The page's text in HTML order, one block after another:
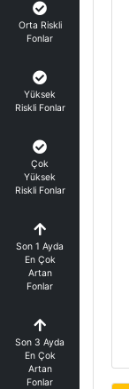
Orta Riskli
Fonlar
Yüksek
Riskli Fonlar
Çok
Yüksek
Riskli Fonlar
Son 1 Ayda
En Çok
Artan
Fonlar
Son 3 Ayda
En Çok
Artan
Fonlar